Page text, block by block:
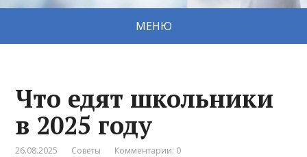
МЕНЮ
Что едят школьники
в 2025 году
26.08.2025 Советы Комментарии: 0